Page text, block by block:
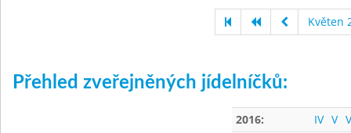
Květen
Přehled zveřejněných jídelníčků:
2016: IV V